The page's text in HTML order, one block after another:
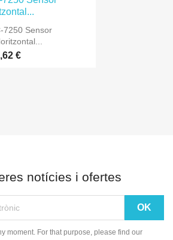
7250 Sensor
€
notícies i ofertes
moment. For that purpose, please find our